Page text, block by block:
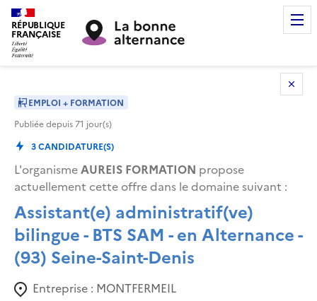
RÉPUBLIQUE
FRANÇAISE
EMPLOI + FORMATION
Publiée depuis71 jour(s)
3CANDIDATURE(S)
L'organismeAUREIS FORMATION propose
actuellement cette offre dans le domaine suivant :
Assistant(e) administratif(ve)
bilingue - BTS SAM - en Alternance -
(93) Seine-Saint-Denis
Entreprise : MONTFERMEIL